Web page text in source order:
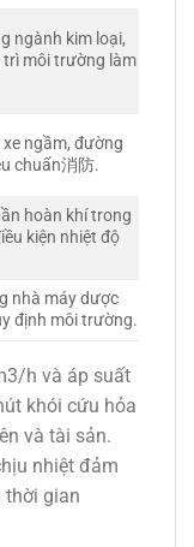
ngành kim loại,
trì môi trường làm
ngầm, đường
chuẩn消防.
hoàn khí trong
kiện nhiệt độ
nhà máy dược
định môi trường.
h và áp suất
khói cứu hỏa
và tài sản.
nhiệt đảm
thời gian